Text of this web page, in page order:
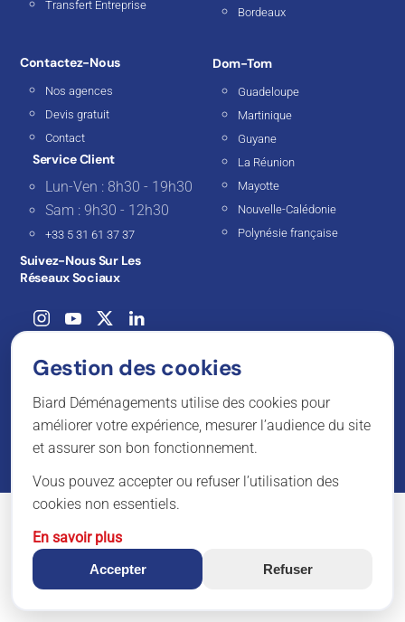
Transfert Entreprise
Bordeaux
Dom-Tom
Guadeloupe
Martinique
Guyane
La Réunion
Mayotte
Nouvelle-Calédonie
Polynésie française
Contactez-Nous
Nos agences
Devis gratuit
Contact
Service Client
Lun-Ven : 8h30 - 19h30
Sam : 9h30 - 12h30
+33 5 31 61 37 37
Suivez-Nous Sur Les
Réseaux Sociaux
Gestion des cookies
Biard Déménagements utilise des cookies pour
améliorer votre expérience, mesurer l’audience du site
et assurer son bon fonctionnement.
Vous pouvez accepter ou refuser l’utilisation des
cookies non essentiels.
En savoir plus
Accepter Refuser